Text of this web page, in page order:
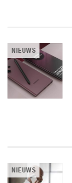
NIEUWS
NIEUWS